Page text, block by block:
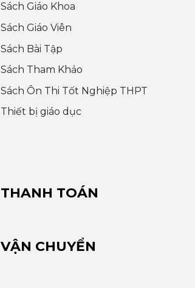
Sách Giáo Khoa
Sách Giáo Viên
Sách Bài Tập
Sách Tham Khảo
Sách Ôn Thi Tốt Nghiệp THPT
Thiết bị giáo dục
THANH TOÁN
VẬN CHUYỂN